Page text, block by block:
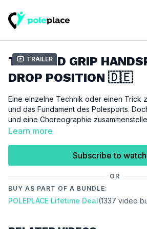
Trailer
TWISTED GRIP
DROP POSITION 🇩🇪
Eine einzelne Technik oder einen Trick
und das Fundament des Polesports.
und eine Choreographie zusammenstellen zu können, müssen
wir daran arbeiten Techniken und Tricks
Nebeneffekt des Combinations-
Das ist eine richtige Power-Combination!!
dynamische und akrobatische Tricks,
Learn more
Subscribe to watch
OR
BUY AS PART OF A BUNDLE:
POLEPLACE Lifetime Deal(1337 video